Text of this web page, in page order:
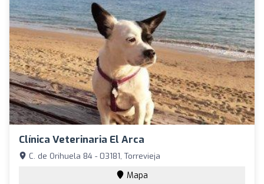
Clínica Veterinaria El Arca
C. de Orihuela 84 - 03181, Torrevieja
Mapa